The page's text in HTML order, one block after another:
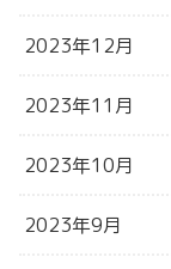
2023年12月
2023年11月
2023年10月
2023年9月